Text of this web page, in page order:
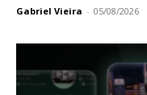
Gabriel Vieira - 05/08/2026